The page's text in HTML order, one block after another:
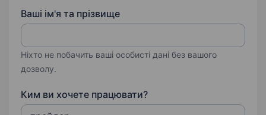
Ваші ім'я та прізвище
Ніхто не побачить ваші особисті дані без вашого
дозволу.
Ким ви хочете працювати?